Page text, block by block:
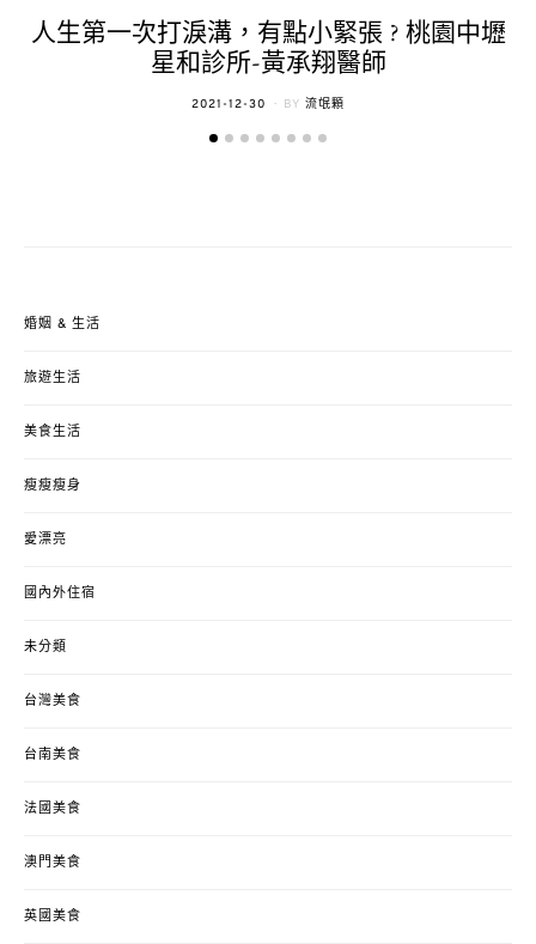
人生第一次打淚溝，有點小緊張 ? 桃園中壢
星和診所-黃承翔醫師
POSTED
2021-12-30 BY 流氓顆
婚姻 & 生活
旅遊生活
美食生活
瘦瘦瘦身
愛漂亮
國內外住宿
未分類
台灣美食
台南美食
法國美食
澳門美食
英國美食